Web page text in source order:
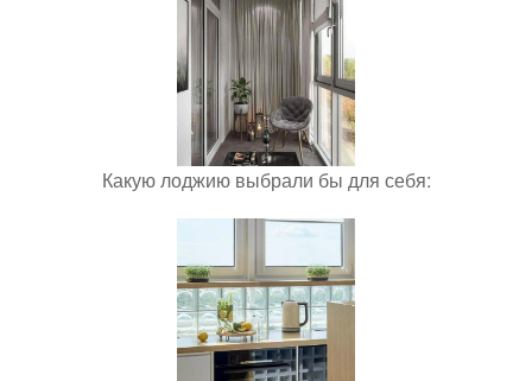
Какую лоджию выбрали бы для себя: